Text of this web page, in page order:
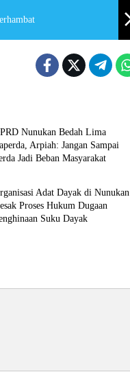
Nunukan Bedah Lima
Arpiah: Jangan Sampai
Jadi Beban Masyarakat
Adat Dayak di Nunukan
Proses Hukum Dugaan
Suku Dayak